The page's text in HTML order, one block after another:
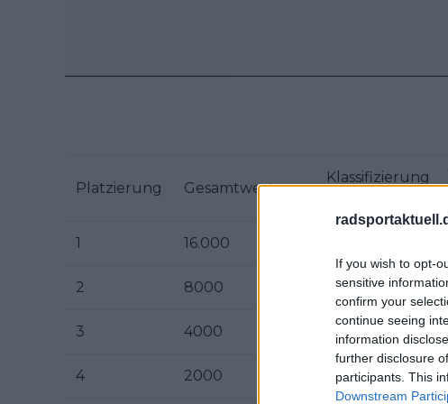
If you wish to opt-
sensitive
confirm your
continue seeing
information
further disclosure
participants. This
Downstream
Platzierung Gesamtwertung
Klassifizierung
1 16.000
2 8000 2000
3 4000 1000
4 2000 500